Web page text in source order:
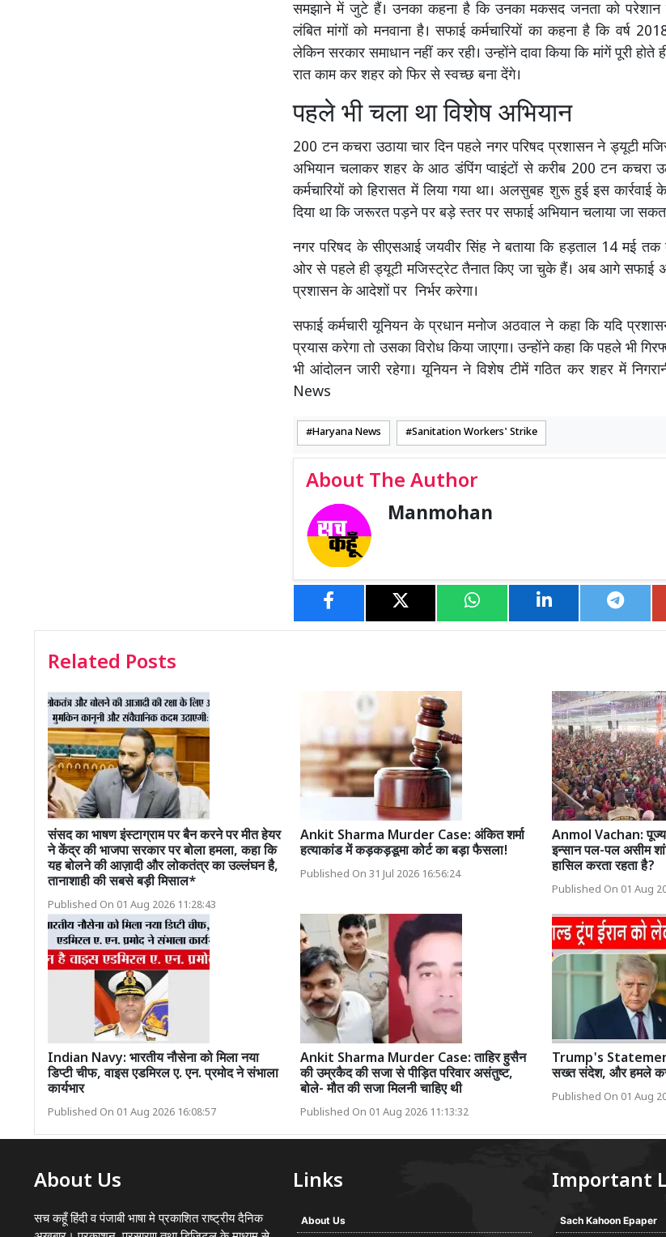
समझाने में जुटे हैं। उनका कहना है कि उनका मकसद जनता को परेशान
लंबित मांगों को मनवाना है। सफाई कर्मचारियों का कहना है कि वर्ष
लेकिन सरकार समाधान नहीं कर रही। उन्होंने दावा किया कि मांगें पूरी
रात काम कर शहर को फिर से स्वच्छ बना देंगे।
पहले भी चला था विशेष अभियान
200 टन कचरा उठाया चार दिन पहले नगर परिषद प्रशासन ने ड्यूटी
अभियान चलाकर शहर के आठ डंपिंग प्वाइंटों से करीब 200 टन कचरा
कर्मचारियों को हिरासत में लिया गया था। अलसुबह शुरू हुई इस
दिया था कि जरूरत पड़ने पर बड़े स्तर पर सफाई अभियान चलाया जा
नगर परिषद के सीएसआई जयवीर सिंह ने बताया कि हड़ताल 14 मई
ओर से पहले ही ड्यूटी मजिस्ट्रेट तैनात किए जा चुके हैं। अब आगे सफाई
प्रशासन के आदेशों पर निर्भर करेगा।
सफाई कर्मचारी यूनियन के प्रधान मनोज अठवाल ने कहा कि यदि
प्रयास करेगा तो उसका विरोध किया जाएगा। उन्होंने कहा कि पहले भी
भी आंदोलन जारी रहेगा। यूनियन ने विशेष टीमें गठित कर शहर में
News
Haryana News Sanitation Workers' Strike
About The Author
Manmohan
Related Posts
संसद का भाषण इंस्टाग्राम पर बैन करने पर मीत हेयर
ने केंद्र की भाजपा सरकार पर बोला हमला, कहा कि
यह बोलने की आज़ादी और लोकतंत्र का उल्लंघन है,
तानाशाही की सबसे बड़ी मिसाल*
Published On 01 Aug 2026 11:28:43
Ankit Sharma Murder Case: अंकित शर्मा
हत्याकांड में कड़कड़डूमा कोर्ट का बड़ा फैसला!
Published On 31 Jul 2026 16:56:24
Anmol Vachan: पूज्य
इन्सान पल-पल असीम
हासिल करता रहता है?
Published On 01 Aug
Indian Navy: भारतीय नौसेना को मिला नया
डिप्टी चीफ, वाइस एडमिरल ए. एन. प्रमोद ने संभाला
कार्यभार
Published On 01 Aug 2026 16:08:57
Ankit Sharma Murder Case: ताहिर हुसैन
की उम्रकैद की सजा से पीड़ित परिवार असंतुष्ट,
बोले- मौत की सजा मिलनी चाहिए थी
Published On 01 Aug 2026 11:13:32
Trump's
सख्त संदेश, और हमले
Published On 01 Aug
About Us
सच कहूँ हिंदी व पंजाबी भाषा मे प्रकाशित राष्ट्रीय दैनिक
Links
About Us
Important
Sach Kahoon Epaper